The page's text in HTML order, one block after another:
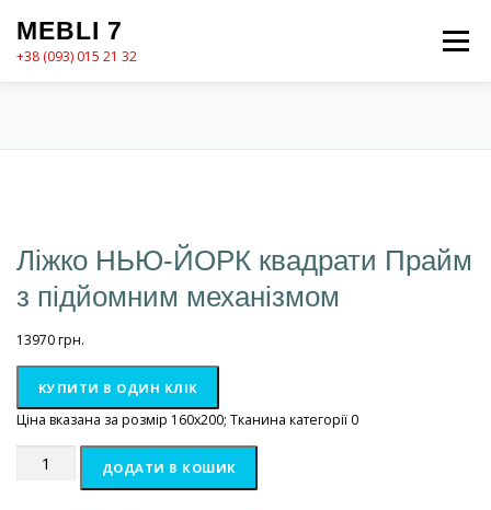
вмісту
MEBLI 7
+38 (093) 015 21 32
Меню
Ліжко НЬЮ-ЙОРК квадрати Прайм
з підйомним механізмом
13970грн.
КУПИТИ В ОДИН КЛІК
Ціна вказана за розмір 160х200; Тканина категорії 0
Ліжко
ДОДАТИ В КОШИК